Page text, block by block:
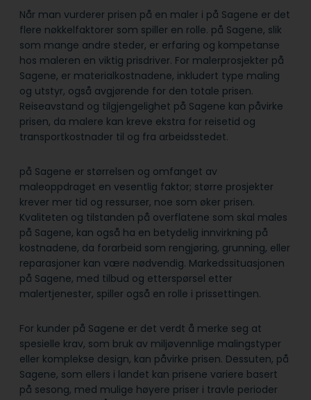
Når man vurderer prisen på en maler i på Sagene er det
flere nøkkelfaktorer som spiller en rolle. på Sagene, slik
som mange andre steder, er erfaring og kompetanse
hos maleren en viktig prisdriver. For malerprosjekter på
Sagene, er materialkostnadene, inkludert type maling
og utstyr, også avgjørende for den totale prisen.
Reiseavstand og tilgjengelighet på Sagene kan påvirke
prisen, da malere kan kreve ekstra for reisetid og
transportkostnader til og fra arbeidsstedet.
på Sagene er størrelsen og omfanget av
maleoppdraget en vesentlig faktor; større prosjekter
krever mer tid og ressurser, noe som øker prisen.
Kvaliteten og tilstanden på overflatene som skal males
på Sagene, kan også ha en betydelig innvirkning på
kostnadene, da forarbeid som rengjøring, grunning, eller
reparasjoner kan være nødvendig. Markedssituasjonen
på Sagene, med tilbud og etterspørsel etter
malertjenester, spiller også en rolle i prissettingen.
For kunder på Sagene er det verdt å merke seg at
spesielle krav, som bruk av miljøvennlige malingstyper
eller komplekse design, kan påvirke prisen. Dessuten, på
Sagene, som ellers i landet kan prisene variere basert
på sesong, med mulige høyere priser i travle perioder